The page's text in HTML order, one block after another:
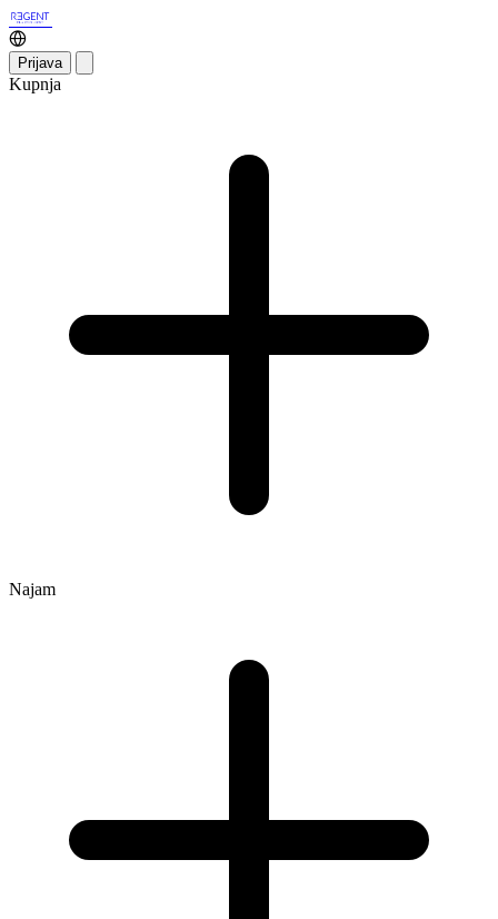
Prijava
Kupnja
Najam